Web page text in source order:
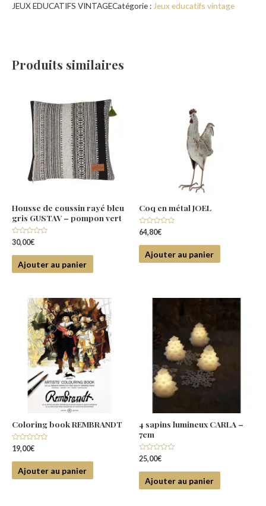
JEUX EDUCATIFS VINTAGECatégorie : Jeux educatifs vintage
Produits similaires
Housse de coussin rayé bleu
gris GUSTAV – pompon vert
Note
0
sur
30,00€
Ajouter au panier
Coq en métal JOEL
Note
0
sur
64,80€
Ajouter au panier
Coloring book REMBRANDT
Note
0
sur
19,00€
Ajouter au panier
4 sapins lumineux CARLA –
7cm
Note
0
sur
25,00€
Ajouter au panier